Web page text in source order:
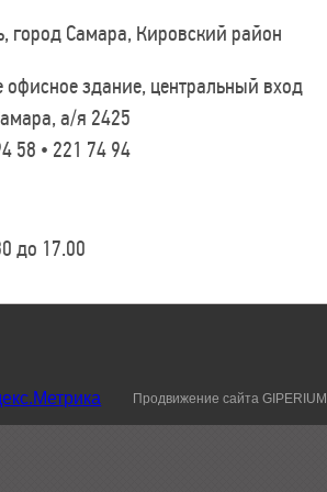
город Самара, Кировский район
здание, центральный вход
а/я 2425
58 • 221 74 94
17.00
Продвижение сайта GIPERIUM